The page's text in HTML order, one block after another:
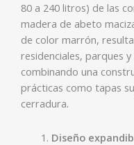
80 a 240 litros) de las
madera de abeto
de color marrón,
residenciales, parques
combinando una
prácticas como tapas
cerradura.
Diseño